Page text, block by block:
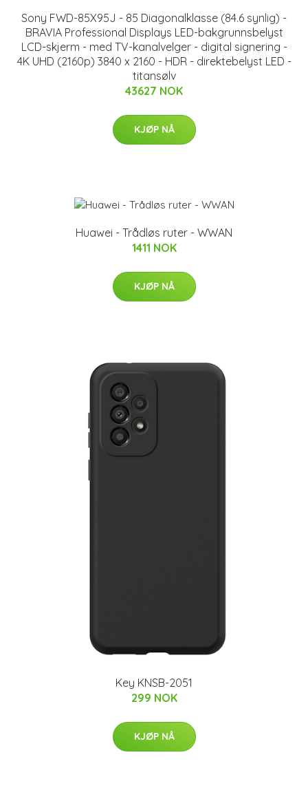
Sony FWD-85X95J - 85 Diagonalklasse (84.6 synlig) -
BRAVIA Professional Displays LED-bakgrunnsbelyst
LCD-skjerm - med TV-kanalvelger - digital signering -
4K UHD (2160p) 3840 x 2160 - HDR - direktebelyst LED -
titansølv
43627 NOK
KJØP NÅ
Huawei - Trådløs ruter - WWAN
1411 NOK
KJØP NÅ
Key KNSB-2051
299 NOK
KJØP NÅ